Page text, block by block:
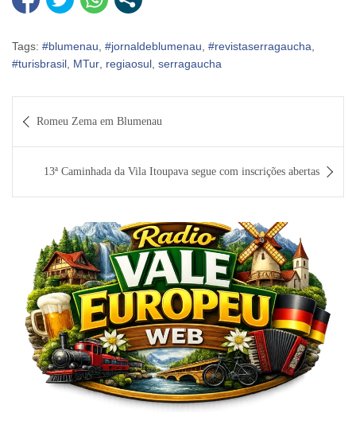
Tags: #blumenau, #jornaldeblumenau, #revistaserragaucha,
#turisbrasil, MTur, regiaosul, serragaucha
de
Romeu Zema em Blumenau
13ª Caminhada da Vila Itoupava segue com inscrições abertas